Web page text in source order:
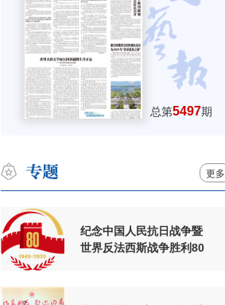
总第5497期
更多
纪念中国人民抗日战争暨
世界反法西斯战争胜利80